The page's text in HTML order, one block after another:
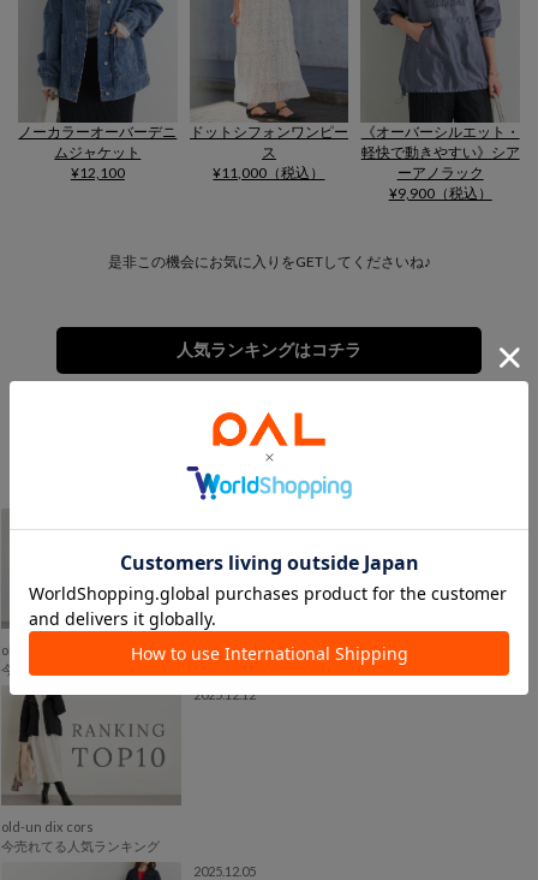
ノーカラーオーバーデニ
ムジャケット
¥12,100
ドットシフォンワンピー
ス
¥11,000（税込）
《オーバーシルエット・
軽快で動きやすい》シア
ーアノラック
¥9,900（税込）
是非この機会にお気に入りをGETしてくださいね♪
人気ランキングはコチラ
old-un dix cors
今売れてる人気ランキング
2025.12.12
old-un dix cors
今売れてる人気ランキング
2025.12.05